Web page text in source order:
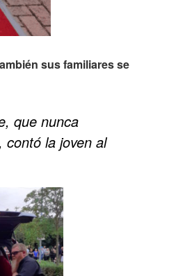
sus familiares se
que nunca
contó la joven al